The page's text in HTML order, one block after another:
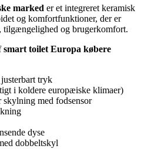
marked er et integreret keramisk
og komfortfunktioner, der er
tilgængelighed og brugerkomfort.
smart toilet Europa købere
tryk
i koldere europæiske klimaer)
med fodsensor
dyse
dobbeltskyl